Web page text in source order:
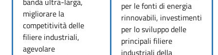
migliorare la
competitività delle
filiere industriali,
agevolare
per le fonti di energia
rinnovabili, investimenti
per lo sviluppo delle
principali filiere
industriali della